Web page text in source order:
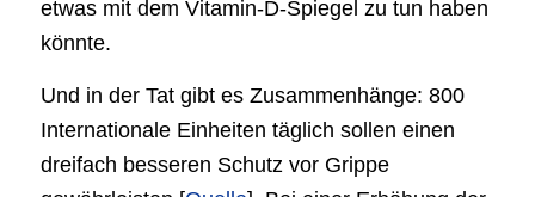
etwas mit dem Vitamin-D-Spiegel zu tun haben
könnte.
Und in der Tat gibt es Zusammenhänge: 800
Internationale Einheiten täglich sollen einen
dreifach besseren Schutz vor Grippe